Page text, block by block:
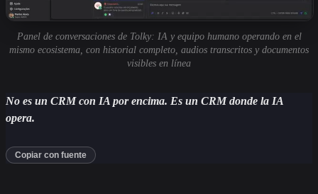
Panel de conversaciones de Tolky: IA y equipo humano operando en el
mismo ecosistema, con historial completo, audios transcritos y documentos
visibles en línea
No es un CRM con IA por encima. Es un CRM donde la IA
opera.
Copiar con fuente